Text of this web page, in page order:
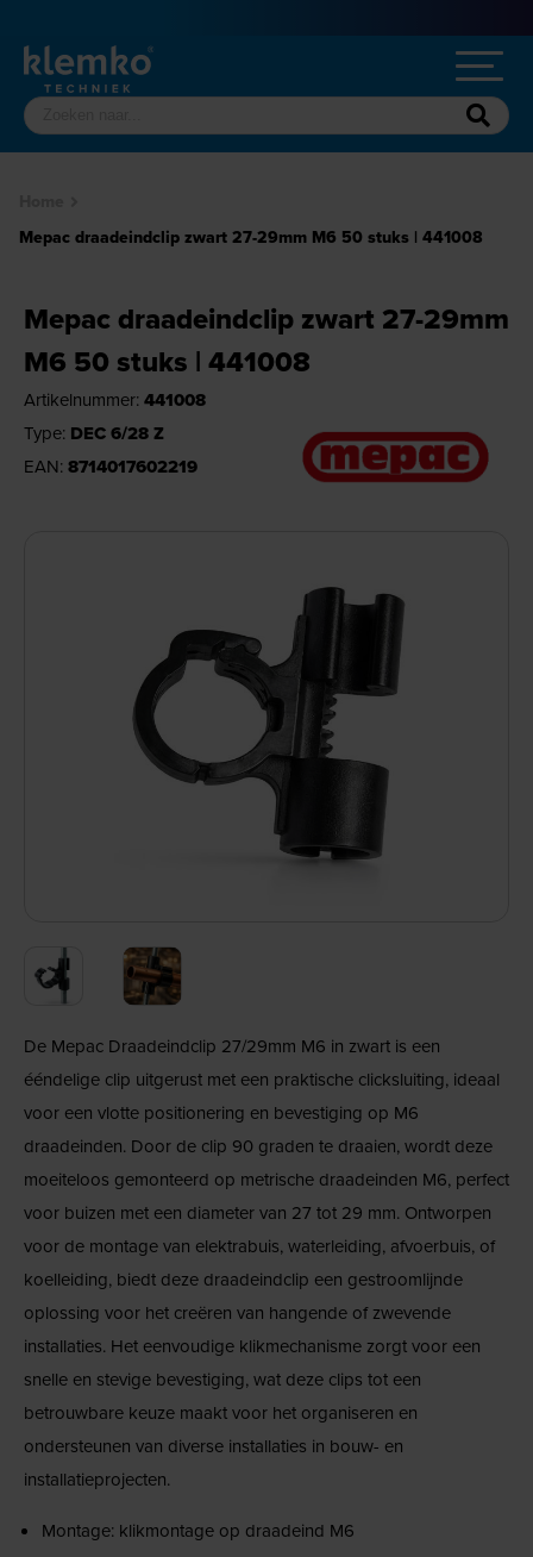
Mepac draadeindclip zwart 27-29mm M6 50 stuks | 441008
Mepac draadeindclip zwart 27-29mm
M6 50 stuks | 441008
Artikelnummer: 441008
Type: DEC 6/28 Z
EAN: 8714017602219
De Mepac Draadeindclip 27/29mm M6 in zwart is een
ééndelige clip uitgerust met een praktische clicksluiting, ideaal
voor een vlotte positionering en bevestiging op M6
draadeinden. Door de clip 90 graden te draaien, wordt deze
moeiteloos gemonteerd op metrische draadeinden M6, perfect
voor buizen met een diameter van 27 tot 29 mm. Ontworpen
voor de montage van elektrabuis, waterleiding, afvoerbuis, of
koelleiding, biedt deze draadeindclip een gestroomlijnde
oplossing voor het creëren van hangende of zwevende
installaties. Het eenvoudige klikmechanisme zorgt voor een
snelle en stevige bevestiging, wat deze clips tot een
betrouwbare keuze maakt voor het organiseren en
ondersteunen van diverse installaties in bouw- en
installatieprojecten.
Montage: klikmontage op draadeind M6